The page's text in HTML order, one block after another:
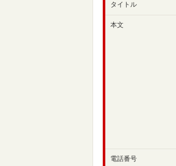
タイトル
本文
電話番号